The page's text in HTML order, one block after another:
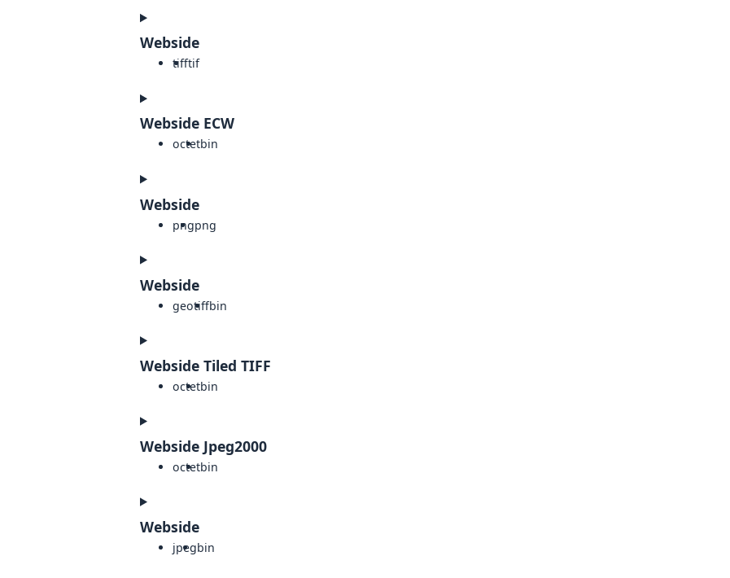
Webside
tifftif
Webside ECW
octetbin
Webside
pngpng
Webside
geotiffbin
Webside Tiled TIFF
octetbin
Webside Jpeg2000
octetbin
Webside
jpegbin